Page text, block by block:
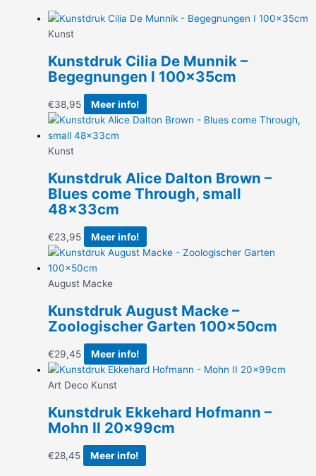
Kunst
Kunstdruk Cilia De Munnik –
Begegnungen I 100x35cm
€38,95 Meer info!
Kunst
Kunstdruk Alice Dalton Brown –
Blues come Through, small
48x33cm
€23,95 Meer info!
August Macke
Kunstdruk August Macke –
Zoologischer Garten 100x50cm
€29,45 Meer info!
Art Deco Kunst
Kunstdruk Ekkehard Hofmann –
Mohn II 20x99cm
€28,45 Meer info!